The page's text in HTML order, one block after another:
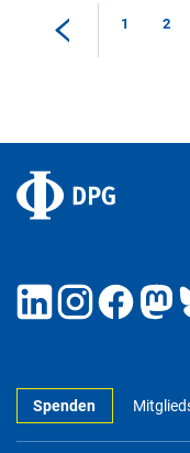
1 2
Spenden